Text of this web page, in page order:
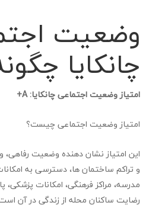
وضعیت
چانکایا
امتیاز وضعیت اجتماعی چانکایا: A+
امتیاز وضعیت اجتماعی چیست؟
این امتیاز نشان دهنده وضعیت
و تراکم ساختمان ها، دسترسی به
مدرسه، مراکز فرهنگی، امکانات
رضایت ساکنان محله از زندگی در آن